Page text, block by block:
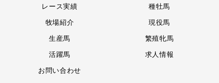
レース実績 種牡馬
牧場紹介 現役馬
生産馬 繁殖牝馬
活躍馬 求人情報
お問い合わせ